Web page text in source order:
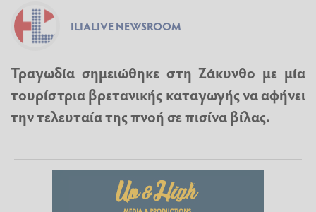
ILIALIVE NEWSROOM
Τραγωδία σημειώθηκε στη Ζάκυνθο με μία
τουρίστρια βρετανικής καταγωγής να αφήνει
την τελευταία της πνοή σε πισίνα βίλας.